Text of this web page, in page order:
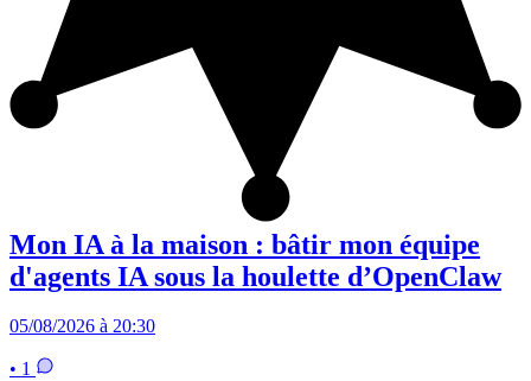
Mon IA à la maison : bâtir mon équipe
d'agents IA sous la houlette d’OpenClaw
05/08/2026 à 20:30
• 1